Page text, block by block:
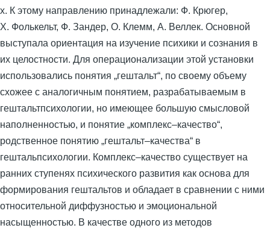
х. К этому направлению принадлежали: Ф. Крюгер,
Х. Фолькельт, Ф. Зандер, О. Клемм, А. Веллек. Основной
выступала ориентация на изучение психики и сознания в
их целостности. Для операционализации этой установки
использовались понятия „гештальт“, по своему объему
схожее с аналогичным понятием, разрабатываемым в
гештальтпсихологии, но имеющее большую смысловой
наполненностью, и понятие „комплекс–качество“,
родственное понятию „гештальт–качества“ в
гештальпсихологии. Комплекс–качество существует на
ранних ступенях психического развития как основа для
формирования гештальтов и обладает в сравнении с ними
относительной диффузностью и эмоциональной
насыщенностью. В качестве одного из методов